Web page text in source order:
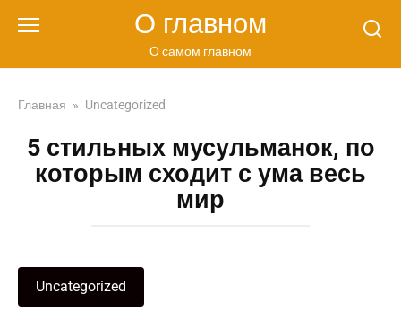
О главном
О самом главном
Главная » Uncategorized
5 стильных мусульманок, по
которым сходит с ума весь
мир
Uncategorized